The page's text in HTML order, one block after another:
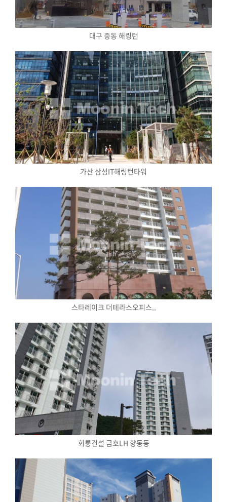
대구 중동 해링턴
가산 삼성IT해링턴타워
스타레이크 더테라스오피스..
회룡건설 금호LH 향동동